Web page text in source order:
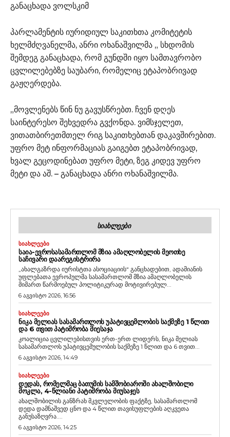
განაცხადა ვოლსკიმ
პარლამენტის იურიდიულ საკითხთა კომიტეტის
ხელმძღვანელმა, ანრი ოხანაშვილმა „ სხდომის
შემდეგ განაცხადა, რომ გუნდში იყო სამთავრობო
ცვლილებებზე საუბარი, რომელიც ეტაპობრივად
გაჟღერდება.
„მოვლენებს წინ ნუ გავუსწრებთ. ჩვენ დღეს
საინტერესო შეხვედრა გვქონდა. ვიმსჯელეთ,
ვითათბირეთმთელ რიგ საკითხებთან დაკავშირებით.
უფრო მეტ ინფორმაციას გაიგებთ ეტაპობრივად,
ხვალ გეცოდინებათ უფრო მეტი, ზეგ კიდევ უფრო
მეტი და აშ. – განაცხადა ანრი ოხანაშვილმა.
ᲡᲘᲐᲮᲚᲔᲔᲑᲘ
ᲡᲘᲐᲮᲚᲔᲔᲑᲘ
ᲡᲐᲘᲐ-ᲔᲕᲠᲝᲡᲐᲡᲐᲛᲐᲠᲗᲚᲝᲛ ᲛᲖᲘᲐ ᲐᲛᲐᲦᲚᲝᲑᲔᲚᲘᲡ ᲛᲔᲝᲗᲮᲔ
ᲡᲐᲩᲘᲕᲐᲠᲘ ᲓᲐᲐᲠᲔᲒᲘᲡᲢᲠᲘᲠᲐ
„ახალგაზრდა იურისტთა ასოციაციის“ განცხადებით, ადამიანის
უფლებათა ევროპულმა სასამართლომ მზია ამაღლობელის
მიმართ წარმოებულ პოლიტიკურად მოტივირებულ...
6 აგვისტო 2026, 16:56
ᲡᲘᲐᲮᲚᲔᲔᲑᲘ
ᲜᲘᲙᲐ ᲛᲔᲚᲘᲐᲡ ᲡᲐᲡᲐᲛᲐᲠᲗᲚᲝᲡ ᲣᲞᲐᲢᲘᲕᲪᲔᲛᲚᲝᲑᲘᲡ ᲡᲐᲥᲛᲔᲖᲔ 1 ᲬᲚᲘᲗ
ᲓᲐ 6 ᲗᲕᲘᲗ ᲞᲐᲢᲘᲛᲠᲝᲑᲐ ᲛᲘᲔᲡᲐᲯᲐ
კოალიცია ცვლილებისთვის ერთ-ერთ ლიდერს, ნიკა მელიას
სასამართლოს უპატივცემულობის საქმეზე 1 წლით და 6 თვით...
6 აგვისტო 2026, 14:49
ᲡᲘᲐᲮᲚᲔᲔᲑᲘ
ᲓᲔᲓᲐᲡ, ᲠᲝᲛᲔᲚᲛᲐᲪ ᲑᲐᲗᲣᲛᲘᲡ ᲡᲐᲛᲨᲝᲑᲘᲐᲠᲝᲨᲘ ᲐᲮᲐᲚᲨᲝᲑᲘᲚᲘ
ᲛᲝᲙᲚᲐ, 4-ᲬᲚᲘᲐᲜᲘ ᲞᲐᲢᲘᲛᲠᲝᲑᲐ ᲛᲘᲣᲡᲐᲯᲔᲡ
ახალშობილის განზრახ მკვლელობის ფაქტზე, სასამართლომ
დედა დამნაშვედ ცნო და 4 წლით თავისუფლების აღკვეთა
განუსაზღვრა....
6 აგვისტო 2026, 14:25